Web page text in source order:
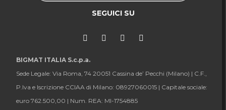
SEGUICI SU
BIGMAT ITALIA S.c.p.a.
Sede Legale: Via Roma, 74 20051 Cassina de’ Pecchi (Milano) | C.F.,
P.Iva e Iscrizione CCIAA di Milano: 08927060015 | Capitale sociale:
euro 762.500,00 | Num. REA: MI-1754885